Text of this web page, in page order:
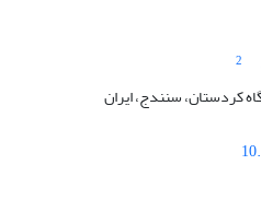
2
کردستان، سنندج، ایران